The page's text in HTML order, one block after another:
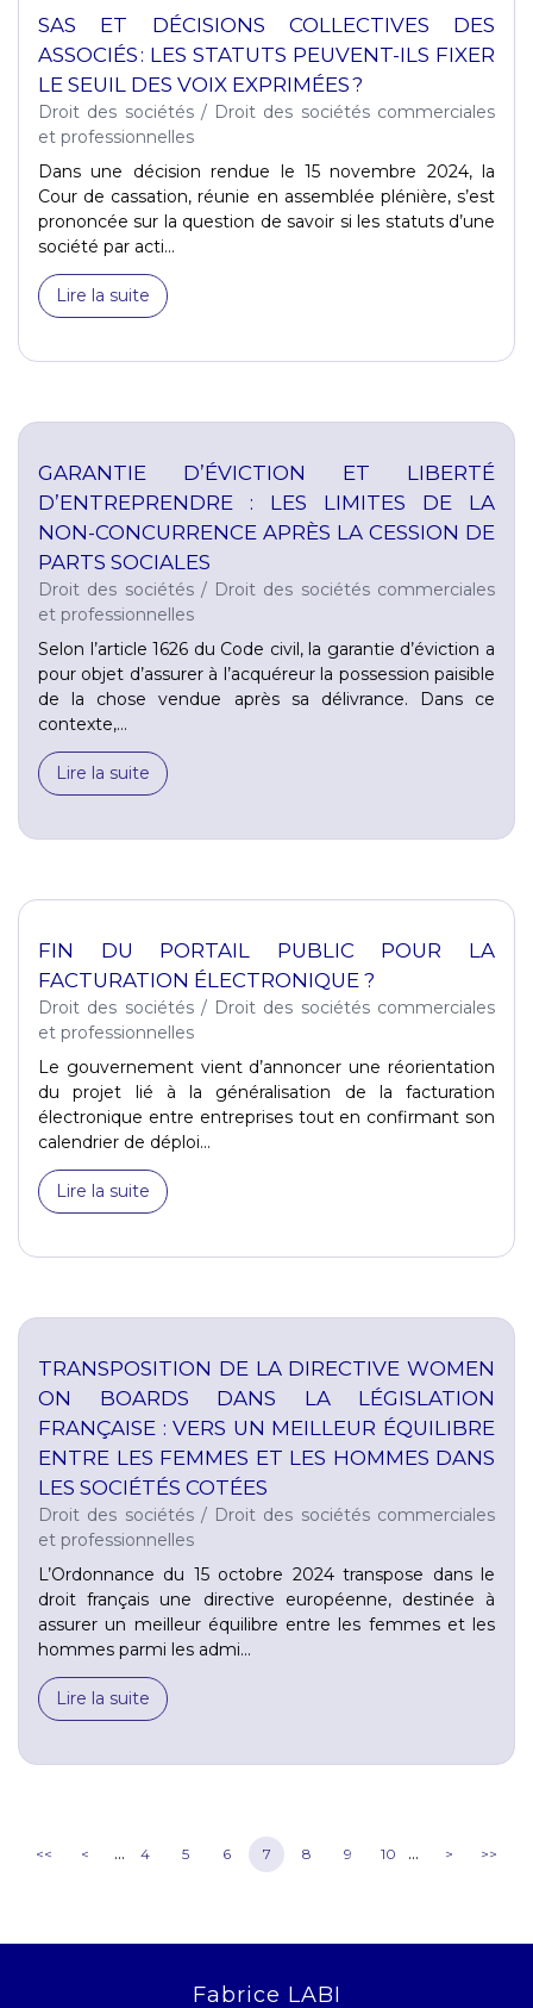
SAS ET DÉCISIONS COLLECTIVES DES
ASSOCIÉS : LES STATUTS PEUVENT-ILS FIXER
LE SEUIL DES VOIX EXPRIMÉES ?
Droit des sociétés/ Droit des sociétés commerciales
et professionnelles
Dans une décision rendue le 15 novembre 2024, la
Cour de cassation, réunie en assemblée plénière, s’est
prononcée sur la question de savoir si les statuts d’une
société par acti...
Lire la suite
GARANTIE D’ÉVICTION ET LIBERTÉ
D’ENTREPRENDRE : LES LIMITES DE LA
NON-CONCURRENCE APRÈS LA CESSION DE
PARTS SOCIALES
Droit des sociétés/ Droit des sociétés commerciales
et professionnelles
Selon l’article 1626 du Code civil, la garantie d’éviction a
pour objet d’assurer à l’acquéreur la possession paisible
de la chose vendue après sa délivrance. Dans ce
contexte,...
Lire la suite
FIN DU PORTAIL PUBLIC POUR LA
FACTURATION ÉLECTRONIQUE ?
Droit des sociétés/ Droit des sociétés commerciales
et professionnelles
Le gouvernement vient d’annoncer une réorientation
du projet lié à la généralisation de la facturation
électronique entre entreprises tout en confirmant son
calendrier de déploi...
Lire la suite
TRANSPOSITION DE LA DIRECTIVE WOMEN
ON BOARDS DANS LA LÉGISLATION
FRANÇAISE : VERS UN MEILLEUR ÉQUILIBRE
ENTRE LES FEMMES ET LES HOMMES DANS
LES SOCIÉTÉS COTÉES
Droit des sociétés/ Droit des sociétés commerciales
et professionnelles
L’Ordonnance du 15 octobre 2024 transpose dans le
droit français une directive européenne, destinée à
assurer un meilleur équilibre entre les femmes et les
hommes parmi les admi...
Lire la suite
<< < ... 4 5 6 7 8 9 10 ... > >>
Fabrice LABI